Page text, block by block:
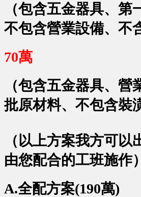
（包含五金器具、第
不包含營業設備、不
70萬
（包含五金器具、營
批原材料、不包含裝
（以上方案我方可以
由您配合的工班施作）
A.全配方案(190萬)